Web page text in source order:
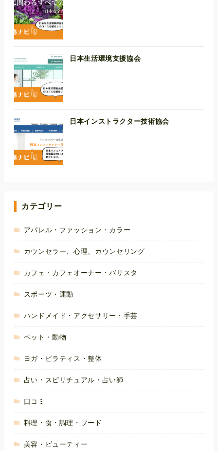
日本生活環境支援協会
日本インストラクター技術協会
カテゴリー
アパレル・ファッション・カラー
カウンセラー、心理、カウンセリング
カフェ・カフェオーナー・バリスタ
スポーツ・運動
ハンドメイド・アクセサリー・手芸
ペット・動物
ヨガ・ピラティス・整体
占い・スピリチュアル・占い師
口コミ
料理・食・調理・フード
美容・ビューティー